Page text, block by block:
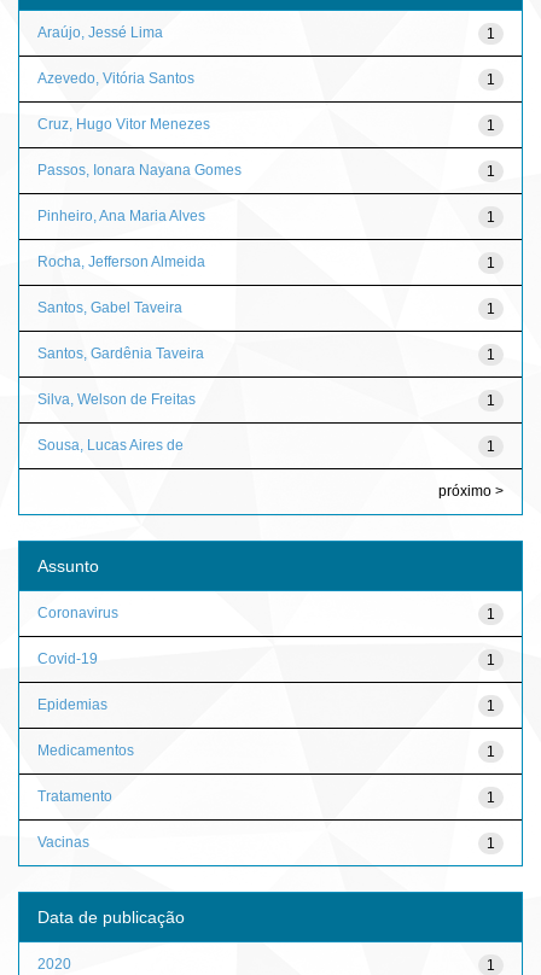
1
Araújo, Jessé Lima
1
Azevedo, Vitória Santos
1
Cruz, Hugo Vitor Menezes
1
Passos, Ionara Nayana Gomes
1
Pinheiro, Ana Maria Alves
1
Rocha, Jefferson Almeida
1
Santos, Gabel Taveira
1
Santos, Gardênia Taveira
1
Silva, Welson de Freitas
1
Sousa, Lucas Aires de
próximo >
Assunto
1
Coronavirus
1
Covid-19
1
Epidemias
1
Medicamentos
1
Tratamento
1
Vacinas
Data de publicação
1
2020